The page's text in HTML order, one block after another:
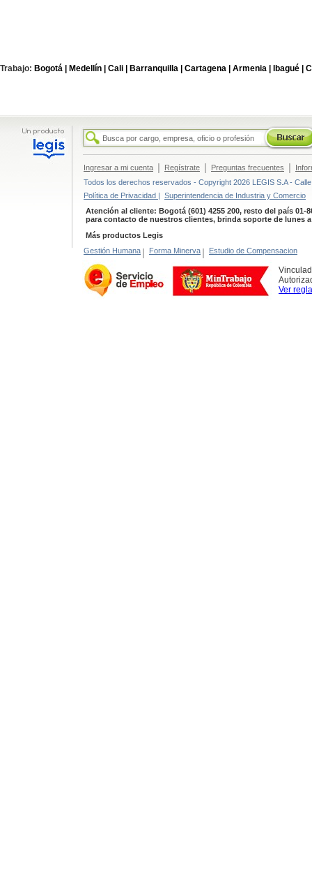
Trabajo: Bogotá | Medellín | Cali | Barranquilla | Cartagena | Armenia | Ibagué |
Ingresar a mi cuenta | Regístrate | Preguntas frecuentes |
Todos los derechos reservados - Copyright 2026 LEGIS S.A -
Política de Privacidad | Superintendencia de Industria y Comercio
Atención al cliente: Bogotá (601) 4255 200, resto del país 01-
para contacto de nuestros clientes, brinda soporte de lunes
Más productos Legis
Gestión Humana | Forma Minerva | Estudio de Compensacion
Ver